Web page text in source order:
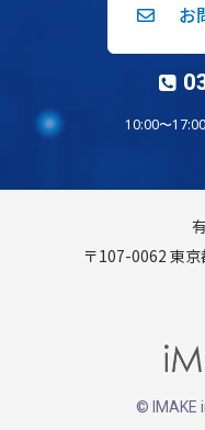
お
10:00〜
〒107-0062 東
© IMAKE